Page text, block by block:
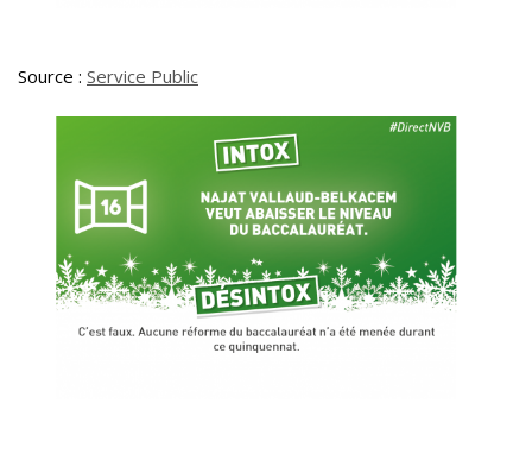
Source : Service Public